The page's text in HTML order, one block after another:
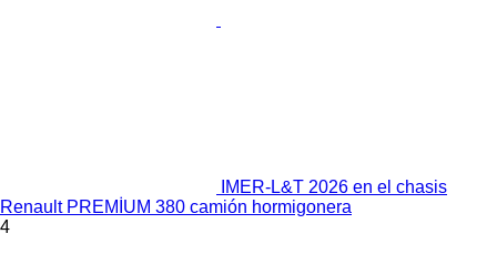
IMER-L&T 2026 en el chasis
Renault PREMİUM 380 camión hormigonera
4